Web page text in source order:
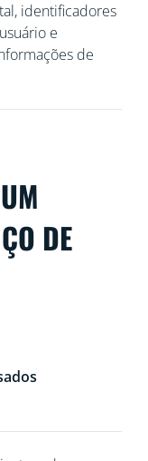
identificadores
e
de
DE